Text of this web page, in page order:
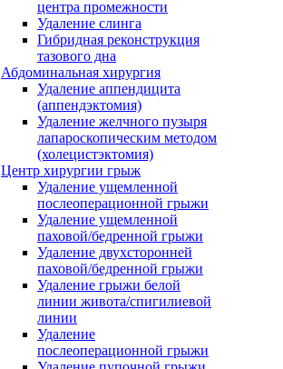
центра промежности
Удаление слинга
Гибридная реконструкция
тазового дна
Абдоминальная хирургия
Удаление аппендицита
(аппендэктомия)
Удаление желчного пузыря
лапароскопическим методом
(холецистэктомия)
Центр хирургии грыж
Удаление ущемленной
послеоперационной грыжи
Удаление ущемленной
паховой/бедренной грыжи
Удаление двухсторонней
паховой/бедренной грыжи
Удаление грыжи белой
линии живота/спигилиевой
линии
Удаление
послеоперационной грыжи